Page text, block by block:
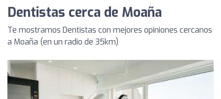
Dentistas cerca de Moaña
Te mostramos Dentistas con mejores opiniones cercanos
a Moaña (en un radio de 35km)